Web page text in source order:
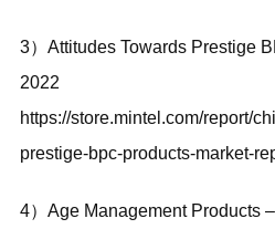
3）Attitudes Towards Prestige
2022
https://store.mintel.com/report/
prestige-bpc-products-market-
4）Age Management Products